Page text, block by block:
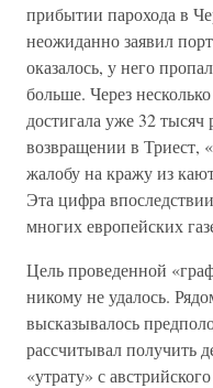
прибытии парохода в
неожиданно заявил
оказалось, у него
больше. Через
достигала уже 32
возвращении в Триест,
жалобу на кражу из
Эта цифра
многих европейских
Цель проведенной
никому не удалось.
высказывалось
рассчитывал получить
«утрату» с